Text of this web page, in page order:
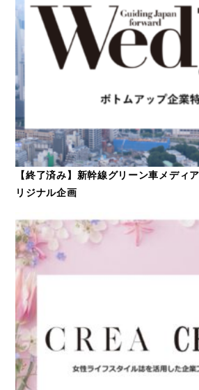
【終了済み】新幹線グリーン車メディ
リジナル企画